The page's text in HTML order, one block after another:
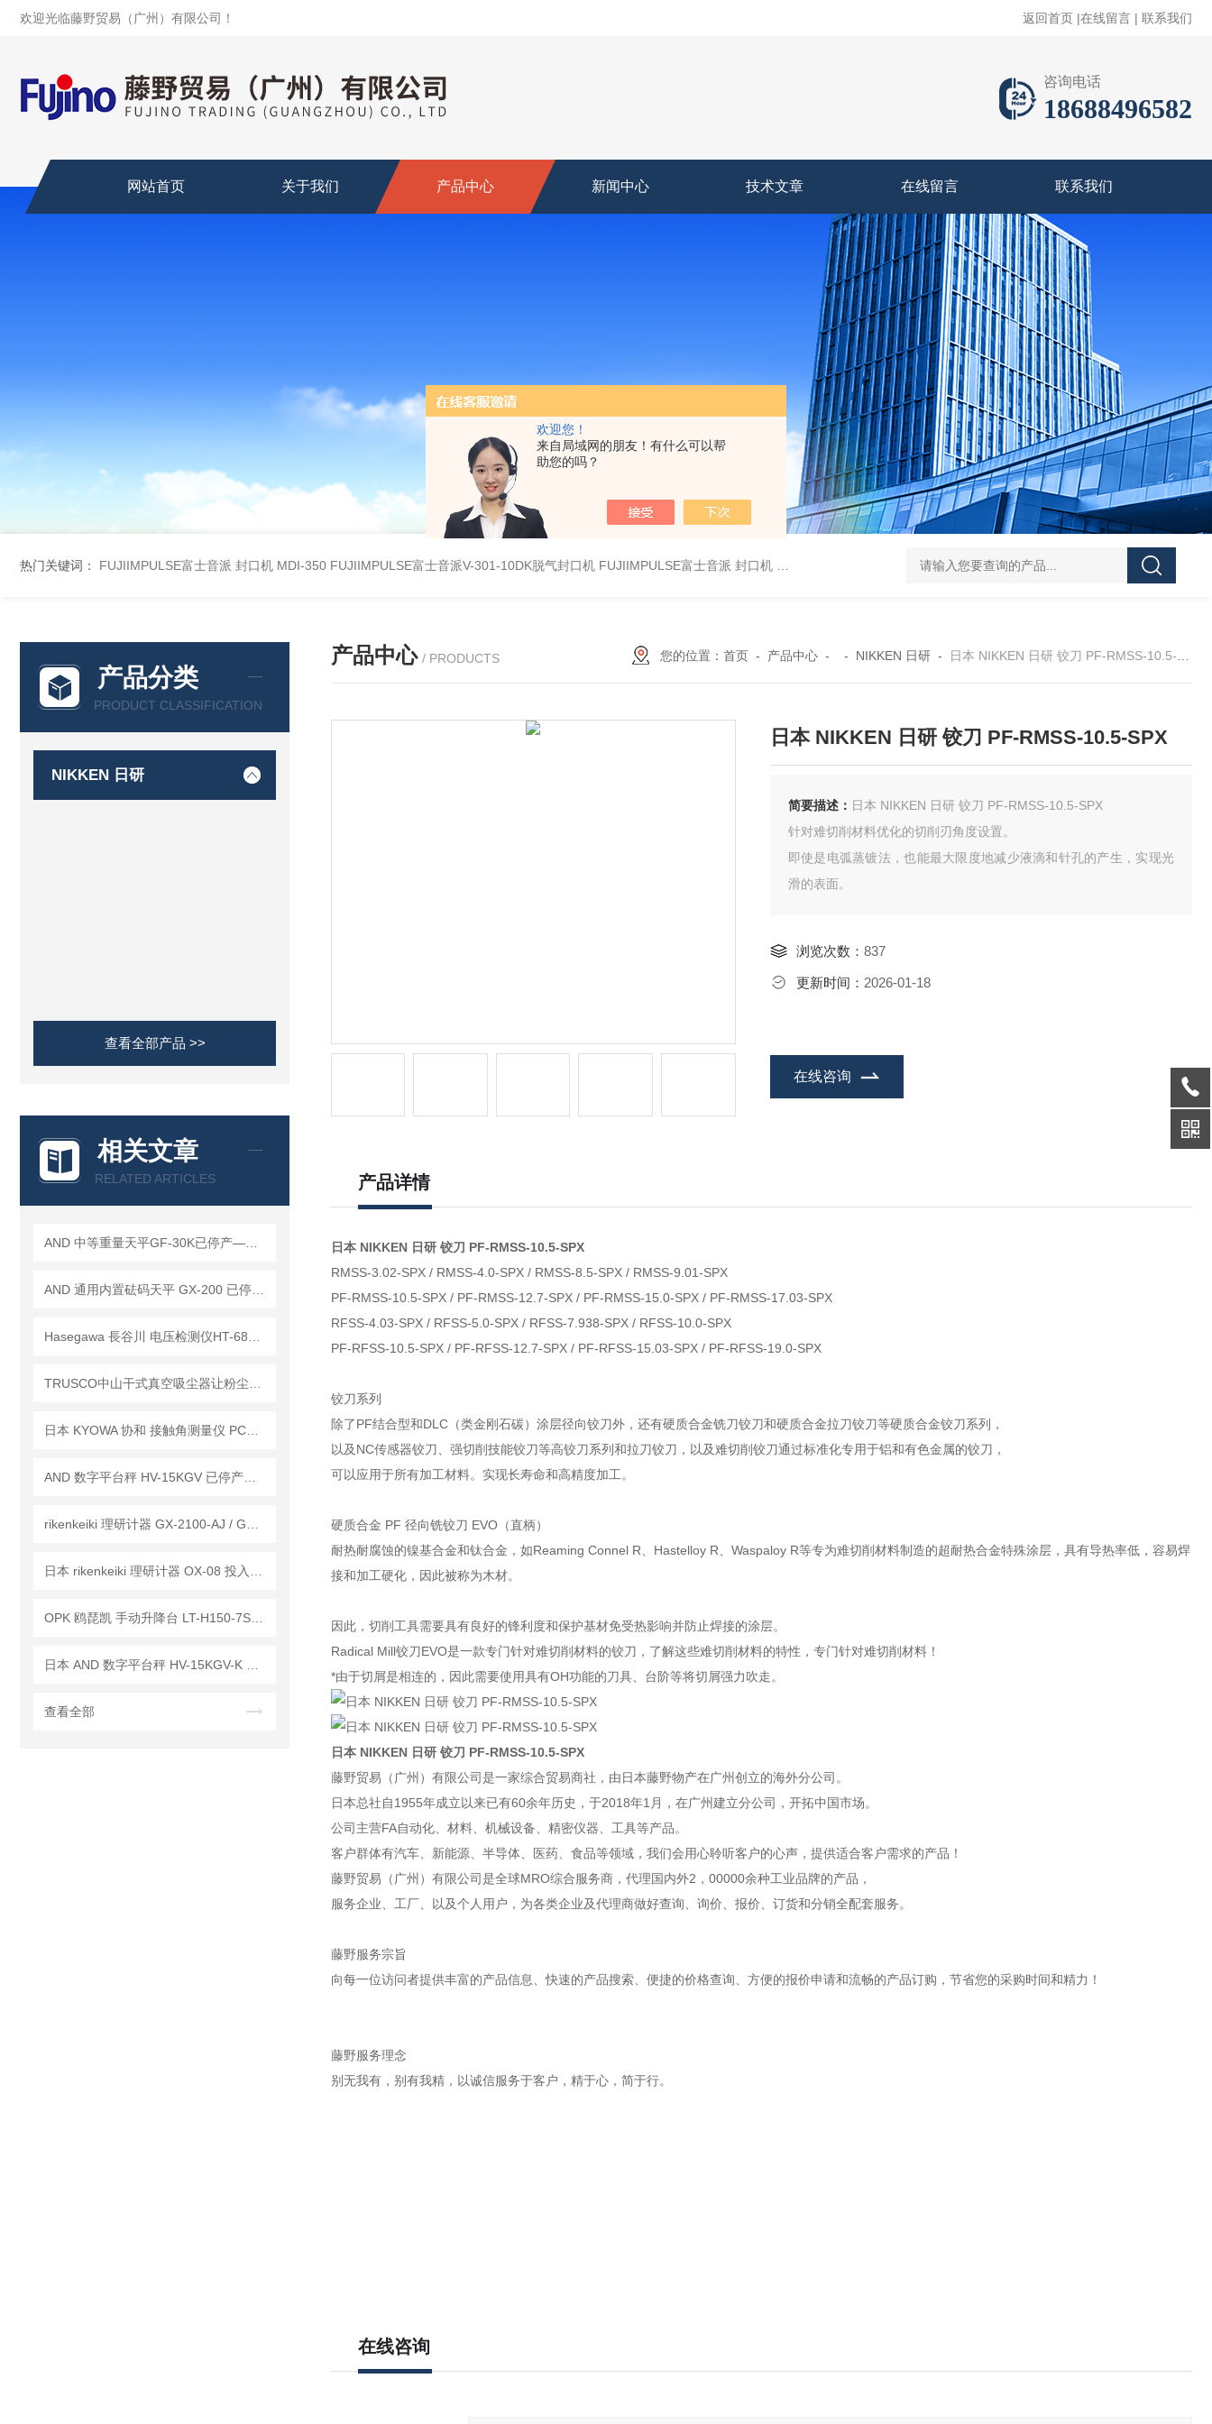
欢迎您！
来自局域网的朋友！有什么可以帮
助您的吗？
欢迎光临藤野贸易（广州）有限公司！ 返回首页 |在线留言 | 联系我们
咨询电话
18688496582
网站首页 关于我们 产品中心 新闻中心 技术文章 在线留言 联系我们
热门关键词： FUJIIMPULSE富士音派 封口机 MDI-350 FUJIIMPULSE富士音派V-301-10DK脱气封口机 FUJIIMPULSE富士音派 封口机 P-200 FUJ川IIMPULSE 富士音派 封口机 FA-600-5 FUJIIMPULSE富士音派
产品分类
PRODUCT CLASSIFICATION
NIKKEN 日研
查看全部产品 >>
相关文章
RELATED ARTICLES
查看全部
产品中心 / PRODUCTS 您的位置： 首页- 产品中心- - NIKKEN 日研- 日本 NIKKEN 日研 铰刀 PF-RMSS-10.5-SPX
日本 NIKKEN 日研 铰刀 PF-RMSS-10.5-SPX
简要描述： 日本 NIKKEN 日研 铰刀 PF-RMSS-10.5-SPX
针对难切削材料优化的切削刃角度设置。
即使是电弧蒸镀法，也能最大限度地减少液滴和针孔的产生，实现光
滑的表面。
浏览次数： 837
更新时间： 2026-01-18
在线咨询
产品详情
日本 NIKKEN 日研 铰刀 PF-RMSS-10.5-SPX
RMSS-3.02-SPX / RMSS-4.0-SPX / RMSS-8.5-SPX / RMSS-9.01-SPX
PF-RMSS-10.5-SPX / PF-RMSS-12.7-SPX / PF-RMSS-15.0-SPX / PF-RMSS-17.03-SPX
RFSS-4.03-SPX / RFSS-5.0-SPX / RFSS-7.938-SPX / RFSS-10.0-SPX
PF-RFSS-10.5-SPX / PF-RFSS-12.7-SPX / PF-RFSS-15.03-SPX / PF-RFSS-19.0-SPX
铰刀系列
除了PF结合型和DLC（类金刚石碳）涂层径向铰刀外，还有硬质合金铣刀铰刀和硬质合金拉刀铰刀等硬质合金铰刀系列，
以及NC传感器铰刀、强切削技能铰刀等高铰刀系列和拉刀铰刀，以及难切削铰刀通过标准化专用于铝和有色金属的铰刀，
可以应用于所有加工材料。实现长寿命和高精度加工。
硬质合金 PF 径向铣铰刀 EVO（直柄）
耐热耐腐蚀的镍基合金和钛合金，如Reaming Connel R、Hastelloy R、Waspaloy R等专为难切削材料制造的超耐热合金特殊涂层，具有导热率低，容易焊
接和加工硬化，因此被称为木材。
因此，切削工具需要具有良好的锋利度和保护基材免受热影响并防止焊接的涂层。
Radical Mill铰刀EVO是一款专门针对难切削材料的铰刀，了解这些难切削材料的特性，专门针对难切削材料！
*由于切屑是相连的，因此需要使用具有OH功能的刀具、台阶等将切屑强力吹走。
日本 NIKKEN 日研 铰刀 PF-RMSS-10.5-SPX
藤野贸易（广州）有限公司是一家综合贸易商社，由日本藤野物产在广州创立的海外分公司。
日本总社自1955年成立以来已有60余年历史，于2018年1月，在广州建立分公司，开拓中国市场。
公司主营FA自动化、材料、机械设备、精密仪器、工具等产品。
客户群体有汽车、新能源、半导体、医药、食品等领域，我们会用心聆听客户的心声，提供适合客户需求的产品！
藤野贸易（广州）有限公司是全球MRO综合服务商，代理国内外2，00000余种工业品牌的产品，
服务企业、工厂、以及个人用户，为各类企业及代理商做好查询、询价、报价、订货和分销全配套服务。
藤野服务宗旨
向每一位访问者提供丰富的产品信息、快速的产品搜索、便捷的价格查询、方便的报价申请和流畅的产品订购，节省您的采购时间和精力！
藤野服务理念
别无我有，别有我精，以诚信服务于客户，精于心，简于行。
在线咨询